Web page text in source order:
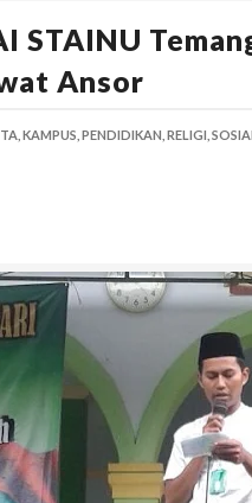
STAINU
Ansor
KAMPUS, PENDIDIKAN, RELIGI,